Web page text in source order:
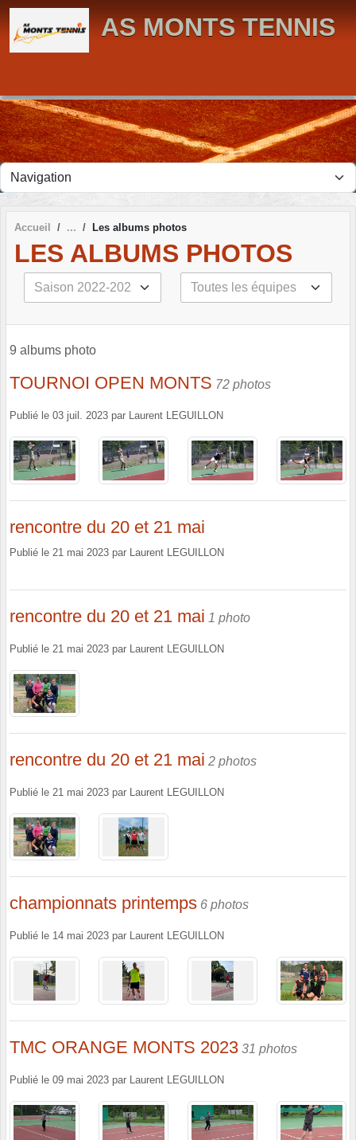
AS MONTS TENNIS
Accueil Les albums photos
LES ALBUMS PHOTOS
9 albums photo
TOURNOI OPEN MONTS 72 photos
Publié le 03 juil. 2023 par Laurent LEGUILLON
rencontre du 20 et 21 mai
Publié le 21 mai 2023 par Laurent LEGUILLON
rencontre du 20 et 21 mai 1 photo
Publié le 21 mai 2023 par Laurent LEGUILLON
rencontre du 20 et 21 mai 2 photos
Publié le 21 mai 2023 par Laurent LEGUILLON
championnats printemps 6 photos
Publié le 14 mai 2023 par Laurent LEGUILLON
TMC ORANGE MONTS 2023 31 photos
Publié le 09 mai 2023 par Laurent LEGUILLON
Panneau de gestion des cookies